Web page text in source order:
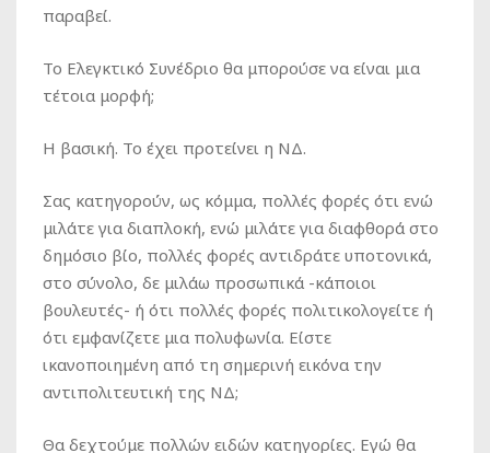
παραβεί.
Το Ελεγκτικό Συνέδριο θα μπορούσε να είναι μια
τέτοια μορφή;
Η βασική. Το έχει προτείνει η ΝΔ.
Σας κατηγορούν, ως κόμμα, πολλές φορές ότι ενώ
μιλάτε για διαπλοκή, ενώ μιλάτε για διαφθορά στο
δημόσιο βίο, πολλές φορές αντιδράτε υποτονικά,
στο σύνολο, δε μιλάω προσωπικά -κάποιοι
βουλευτές- ή ότι πολλές φορές πολιτικολογείτε ή
ότι εμφανίζετε μια πολυφωνία. Είστε
ικανοποιημένη από τη σημερινή εικόνα την
αντιπολιτευτική της ΝΔ;
Θα δεχτούμε πολλών ειδών κατηγορίες. Εγώ θα